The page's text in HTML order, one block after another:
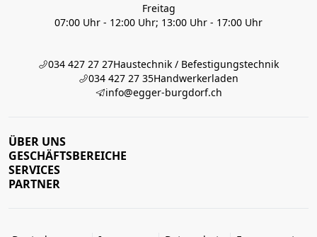
Freitag
07:00 Uhr - 12:00 Uhr; 13:00 Uhr - 17:00 Uhr
034 427 27 27Haustechnik / Befestigungstechnik
034 427 27 35Handwerkerladen
info@egger-burgdorf.ch
ÜBER UNS
GESCHÄFTSBEREICHE
SERVICES
PARTNER